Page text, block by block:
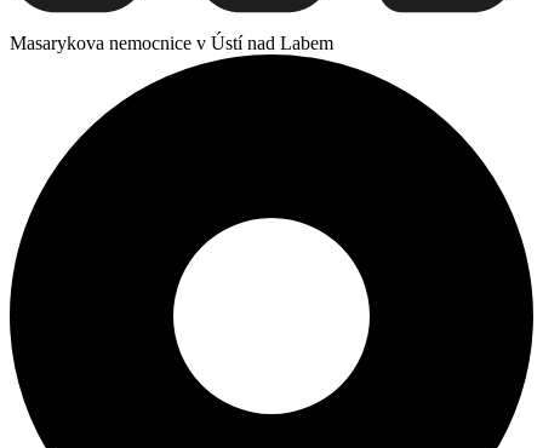
Masarykova nemocnice v Ústí nad Labem